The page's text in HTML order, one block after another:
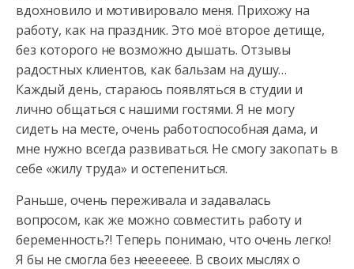
вдохновило и мотивировало меня. Прихожу на
работу, как на праздник. Это моё второе детище,
без которого не возможно дышать. Отзывы
радостных клиентов, как бальзам на душу…
Каждый день, стараюсь появляться в студии и
лично общаться с нашими гостями. Я не могу
сидеть на месте, очень работоспособная дама, и
мне нужно всегда развиваться. Не смогу закопать в
себе «жилу труда» и остепениться.
Раньше, очень переживала и задавалась
вопросом, как же можно совместить работу и
беременность?! Теперь понимаю, что очень легко!
Я бы не смогла без неееееее. В своих мыслях о